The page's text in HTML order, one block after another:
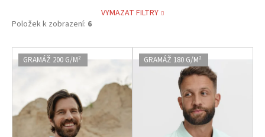
VYMAZAT FILTRY
Položek k zobrazení: 6
V
ý
s
GRAMÁŽ 200 G/M² GRAMÁŽ 180 G/M²